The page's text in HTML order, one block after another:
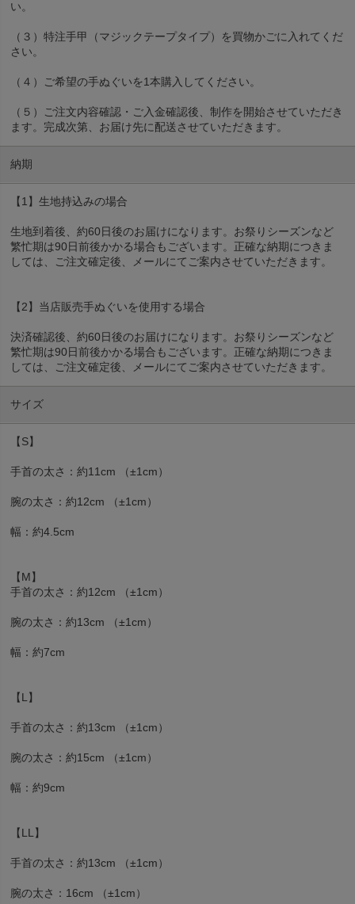
い。
（３）特注手甲（マジックテープタイプ）を買物かごに入れてくだ
さい。
（４）ご希望の手ぬぐいを1本購入してください。
（５）ご注文内容確認・ご入金確認後、制作を開始させていただき
ます。完成次第、お届け先に配送させていただきます。
納期
【1】生地持込みの場合
生地到着後、約60日後のお届けになります。お祭りシーズンなど
繁忙期は90日前後かかる場合もございます。正確な納期につきま
しては、ご注文確定後、メールにてご案内させていただきます。
【2】当店販売手ぬぐいを使用する場合
決済確認後、約60日後のお届けになります。お祭りシーズンなど
繁忙期は90日前後かかる場合もございます。正確な納期につきま
しては、ご注文確定後、メールにてご案内させていただきます。
サイズ
【S】
手首の太さ：約11cm （±1cm）
腕の太さ：約12cm （±1cm）
幅：約4.5cm
【M】
手首の太さ：約12cm （±1cm）
腕の太さ：約13cm （±1cm）
幅：約7cm
【L】
手首の太さ：約13cm （±1cm）
腕の太さ：約15cm （±1cm）
幅：約9cm
【LL】
手首の太さ：約13cm （±1cm）
腕の太さ：16cm （±1cm）